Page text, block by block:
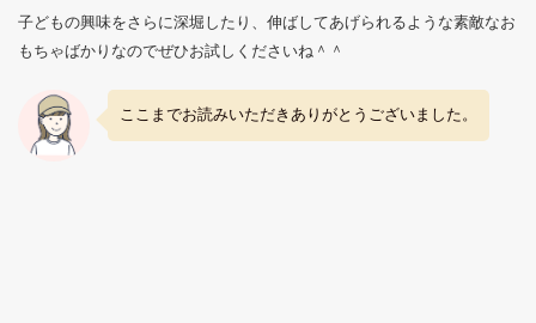
子どもの興味をさらに深堀したり、伸ばしてあげられるような素敵なお
もちゃばかりなのでぜひお試しくださいね＾＾
ここまでお読みいただきありがとうございました。